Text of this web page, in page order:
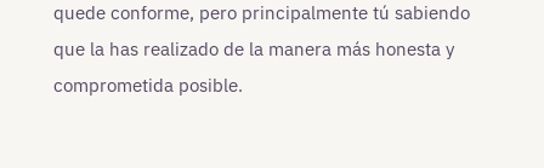
quede conforme, pero principalmente tú sabiendo
que la has realizado de la manera más honesta y
comprometida posible.